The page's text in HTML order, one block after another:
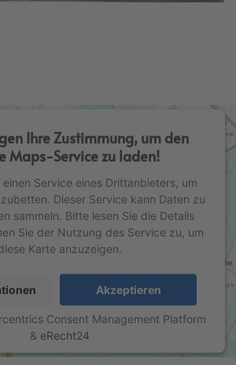
Ihre Zustimmung, um den
Maps-Service zu laden!
Service eines Drittanbieters, um
Dieser Service kann Daten zu
sammeln. Bitte lesen Sie die Details
Sie der Nutzung des Service zu, um
Karte anzuzeigen.
Akzeptieren
Consent Management Platform
& eRecht24